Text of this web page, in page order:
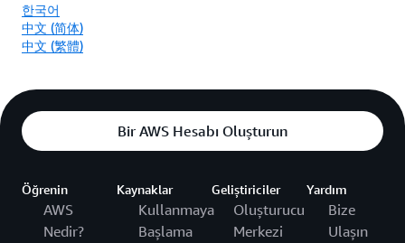
한국어
中文 (简体)
中文 (繁體)
Bir AWS Hesabı Oluşturun
Öğrenin
AWS
Nedir?
Kaynaklar
Kullanmaya
Başlama
Geliştiriciler
Oluşturucu
Merkezi
Yardım
Bize
Ulaşın